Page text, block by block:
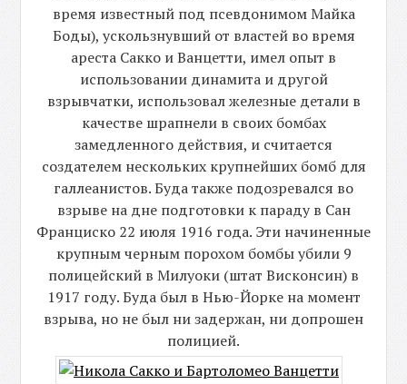
время известный под псевдонимом Майка
Боды), ускользнувший от властей во время
ареста Сакко и Ванцетти, имел опыт в
использовании динамита и другой
взрывчатки, использовал железные детали в
качестве шрапнели в своих бомбах
замедленного действия, и считается
создателем нескольких крупнейших бомб для
галлеанистов. Буда также подозревался во
взрыве на дне подготовки к параду в Сан
Франциско 22 июля 1916 года. Эти начиненные
крупным черным порохом бомбы убили 9
полицейский в Милуоки (штат Висконсин) в
1917 году. Буда был в Нью-Йорке на момент
взрыва, но не был ни задержан, ни допрошен
полицией.